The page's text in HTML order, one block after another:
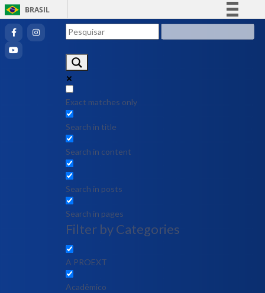
BRASIL
Exact matches only
Search in title
Search in content
Search in posts
Search in pages
Filter by Categories
A PROEXT
Acadêmico